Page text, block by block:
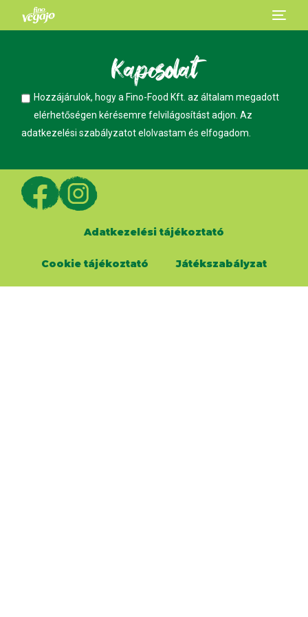
Kapcsolat
Hozzájárulok, hogy a Fino-Food Kft. az általam megadott
elérhetőségen kérésemre felvilágosítást adjon. Az
adatkezelési szabályzatotelolvastam és elfogadom.
Adatkezelési tájékoztató
Cookie tájékoztató Játékszabályzat